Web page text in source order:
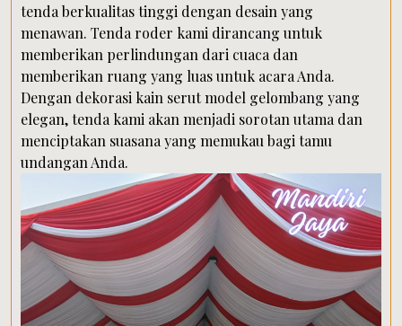
tenda berkualitas tinggi dengan desain yang
menawan. Tenda roder kami dirancang untuk
memberikan perlindungan dari cuaca dan
memberikan ruang yang luas untuk acara Anda.
Dengan dekorasi kain serut model gelombang yang
elegan, tenda kami akan menjadi sorotan utama dan
menciptakan suasana yang memukau bagi tamu
undangan Anda.